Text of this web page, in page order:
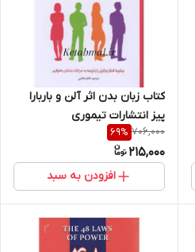
کتاب زبان بدن اثر آلن و باربارا
پیز انتشارات تیموری
706,000
69%
215,000
افزودن به سبد